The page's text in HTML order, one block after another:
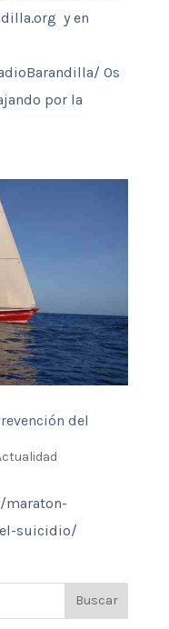
y en
Os
por la
del
suicidio/